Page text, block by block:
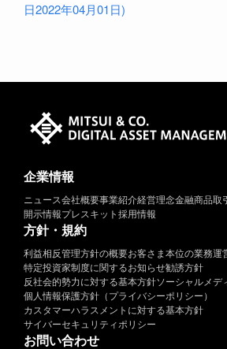
日2022年04月01日)
企業情報
ニュース会社概要事業紹介経営理念金融商品取
開示情報プレスキット採用情報
方針・規約
利益相反管理方針の概要お客さま本位の業務運
特定投資家制度に関するお知らせ勧誘方針
反社会的勢力に対する基本方針ソーシャルメデ
個人情報保護方針（プライバシーポリシー）
カスタマーハラスメントに対する基本方針
サイバーセキュリティポリシー
お問い合わせ